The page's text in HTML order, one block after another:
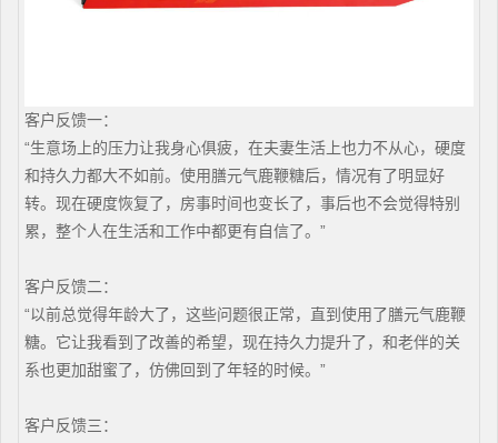
客户反馈一：
“生意场上的压力让我身心俱疲，在夫妻生活上也力不从心，硬度
和持久力都大不如前。使用膳元气鹿鞭糖后，情况有了明显好
转。现在硬度恢复了，房事时间也变长了，事后也不会觉得特别
累，整个人在生活和工作中都更有自信了。”
客户反馈二：
“以前总觉得年龄大了，这些问题很正常，直到使用了膳元气鹿鞭
糖。它让我看到了改善的希望，现在持久力提升了，和老伴的关
系也更加甜蜜了，仿佛回到了年轻的时候。”
客户反馈三：